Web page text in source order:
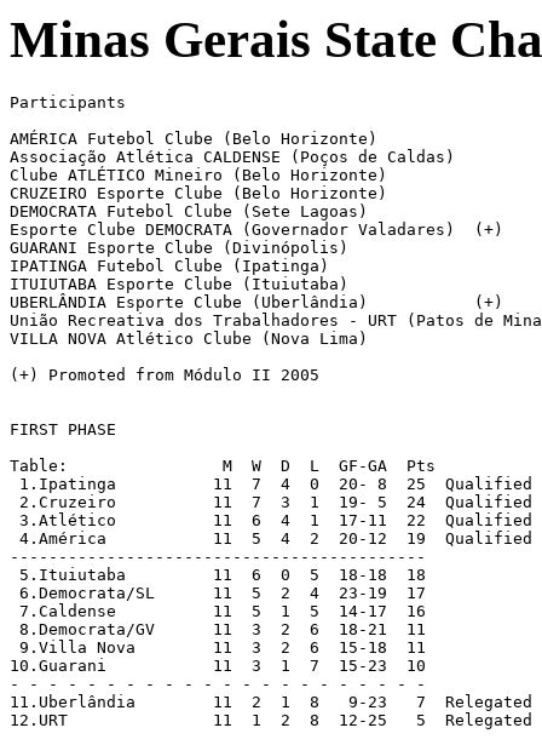
Minas Gerais State
Participants
AMÉRICA Futebol Clube (Belo Horizonte)
Associação Atlética CALDENSE (Poços de Caldas)
Clube ATLÉTICO Mineiro (Belo Horizonte)
CRUZEIRO Esporte Clube (Belo Horizonte)
DEMOCRATA Futebol Clube (Sete Lagoas)
Esporte Clube DEMOCRATA (Governador Valadares)	(+)
GUARANI Esporte Clube (Divinópolis)
IPATINGA Futebol Clube (Ipatinga)
ITUIUTABA Esporte Clube (Ituiutaba)
UBERLÂNDIA Esporte Clube (Uberlândia)		(+)
União Recreativa dos Trabalhadores - URT (Patos de
VILLA NOVA Atlético Clube (Nova Lima)
(+) Promoted from Módulo II 2005
FIRST PHASE
Table:		      M  W  D  L  GF-GA  Pts
1.Ipatinga          11  7  4  0  20- 8  25  Qualified
2.Cruzeiro          11  7  3  1  19- 5  24  Qualified
3.Atlético          11  6  4  1  17-11  22  Qualified
4.América           11  5  4  2  20-12  19  Qualified
-------------------------------------------
5.Ituiutaba         11  6  0  5  18-18  18
6.Democrata/SL      11  5  2  4  23-19  17
7.Caldense          11  5  1  5  14-17  16
8.Democrata/GV      11  3  2  6  18-21  11
9.Villa Nova        11  3  2  6  15-18  11
10.Guarani           11  3  1  7  15-23  10
- - - - - - - - - - - - - - - - - - - - - -
11.Uberlândia        11  2  1  8   9-23   7  Relegated
12.URT               11  1  2  8  12-25   5  Relegated